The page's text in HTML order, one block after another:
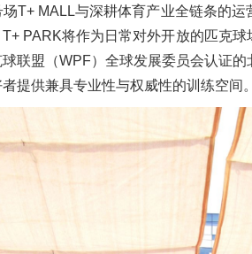
T+ MALL与深耕体育产业全链条的
PARK将作为日常对外开放的匹克球
联盟（WPF）全球发展委员会认证
提供兼具专业性与权威性的训练空间。